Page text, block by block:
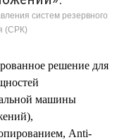
систем резервного
(СРК)
решение для
машины
Anti-